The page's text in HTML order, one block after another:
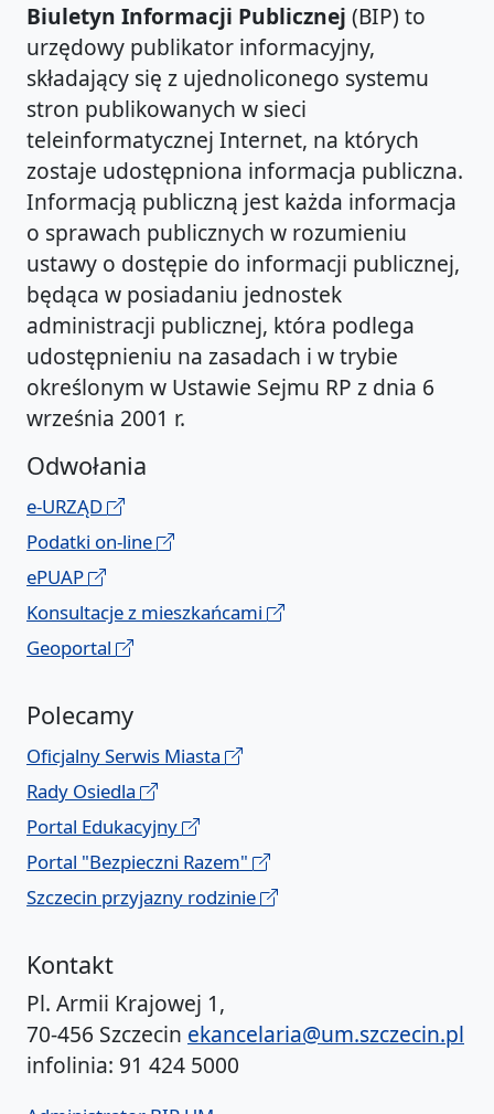
Biuletyn Informacji Publicznej (BIP) to
urzędowy publikator informacyjny,
składający się z ujednoliconego systemu
stron publikowanych w sieci
teleinformatycznej Internet, na których
zostaje udostępniona informacja publiczna.
Informacją publiczną jest każda informacja
o sprawach publicznych w rozumieniu
ustawy o dostępie do informacji publicznej,
będąca w posiadaniu jednostek
administracji publicznej, która podlega
udostępnieniu na zasadach i w trybie
określonym w Ustawie Sejmu RP z dnia 6
września 2001 r.
Odwołania
e-URZĄD
Podatki on-line
ePUAP
Konsultacje z mieszkańcami
Geoportal
Polecamy
Oficjalny Serwis Miasta
Rady Osiedla
Portal Edukacyjny
Portal "Bezpieczni Razem"
Szczecin przyjazny rodzinie
Kontakt
Pl. Armii Krajowej 1,
70-456 Szczecin ekancelaria@um.szczecin.pl
infolinia: 91 424 5000